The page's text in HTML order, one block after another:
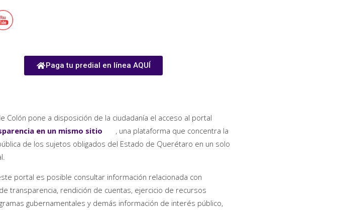
Paga tu predial en línea AQUÍ
Colón pone a disposición de la ciudadanía el acceso al portal
en un mismo sitio
, una plataforma que concentra la
de los sujetos obligados del Estado de Querétaro en un solo
portal es posible consultar información relacionada con
transparencia, rendición de cuentas, ejercicio de recursos
gubernamentales y demás información de interés público,